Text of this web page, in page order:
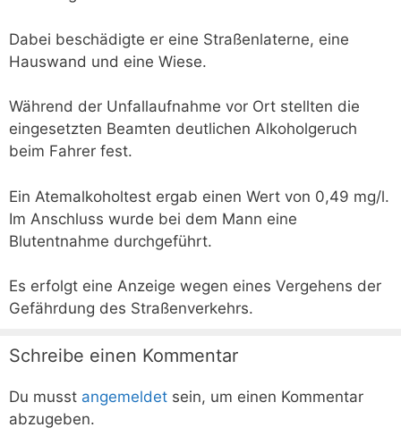
Dabei beschädigte er eine Straßenlaterne, eine
Hauswand und eine Wiese.
Während der Unfallaufnahme vor Ort stellten die
eingesetzten Beamten deutlichen Alkoholgeruch
beim Fahrer fest.
Ein Atemalkoholtest ergab einen Wert von 0,49 mg/l.
Im Anschluss wurde bei dem Mann eine
Blutentnahme durchgeführt.
Es erfolgt eine Anzeige wegen eines Vergehens der
Gefährdung des Straßenverkehrs.
Schreibe einen Kommentar
Du musst angemeldet sein, um einen Kommentar
abzugeben.